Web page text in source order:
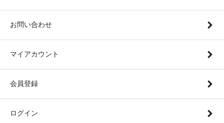
お問い合わせ
マイアカウント
会員登録
ログイン